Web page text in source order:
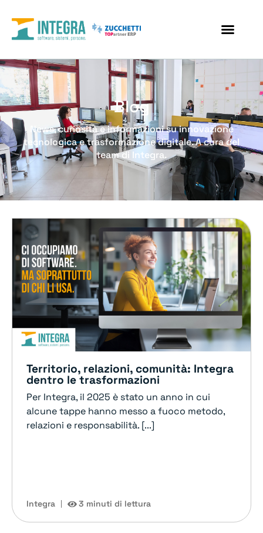
Blog
News, curiosità e informazioni su innovazione
tecnologica e trasformazione digitale. A cura del
team di Integra.
Territorio, relazioni, comunità: Integra
dentro le trasformazioni
Per Integra, il 2025 è stato un anno in cui
alcune tappe hanno messo a fuoco metodo,
relazioni e responsabilità. [...]
Integra 3 minuti di lettura